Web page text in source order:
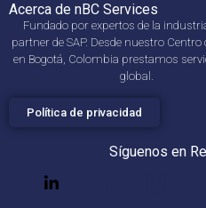
Acerca de nBC Services
Fundado por expertos de la
partner de SAP. Desde nuestro Centro
en Bogotá, Colombia prestamos
global.
Política de privacidad
Síguenos en